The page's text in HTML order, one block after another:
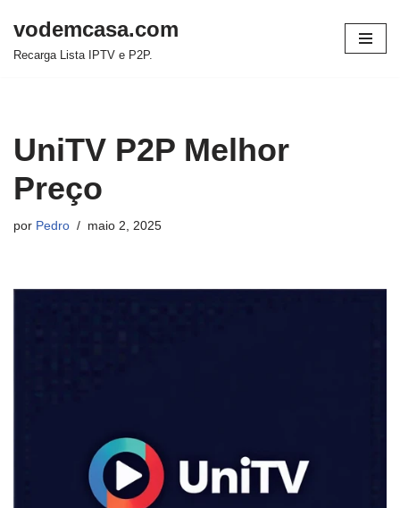
Pular
vodemcasa.com
Recarga Lista IPTV e P2P.
UniTV P2P Melhor
Preço
por Pedro maio 2, 2025